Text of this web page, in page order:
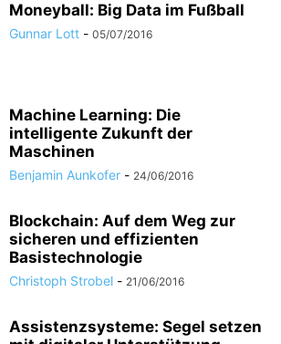
Moneyball: Big Data im Fußball
Gunnar Lott - 05/07/2016
Machine Learning: Die
intelligente Zukunft der
Maschinen
Benjamin Aunkofer - 24/06/2016
Blockchain: Auf dem Weg zur
sicheren und effizienten
Basistechnologie
Christoph Strobel - 21/06/2016
Assistenzsysteme: Segel setzen